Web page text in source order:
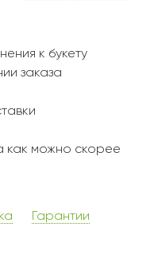
к букету
заказа
как можно скорее
Гарантии